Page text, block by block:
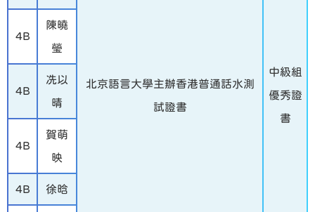
北京語言大學主辦香港普通話水測
試證書
中級組
優秀證
書
4B
陳曉
瑩
4B
冼以
晴
4B
賀萌
映
4B 徐晗